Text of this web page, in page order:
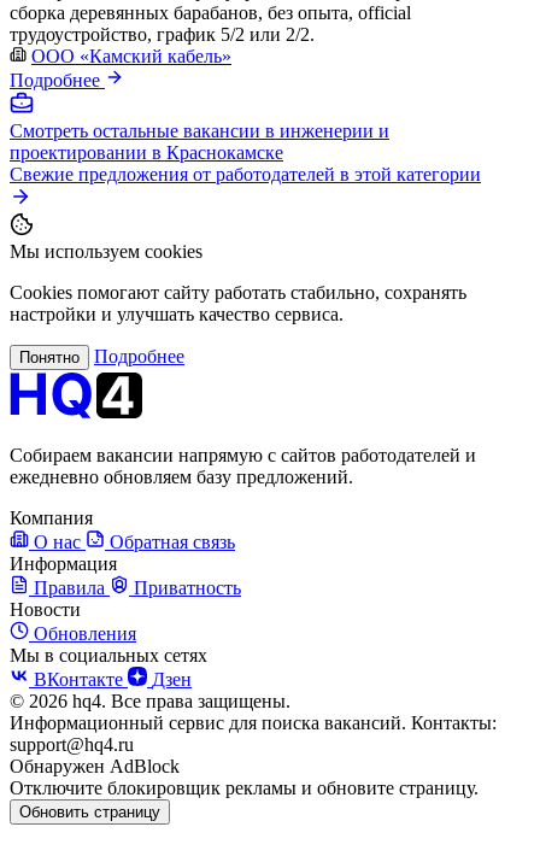
сборка деревянных барабанов, без опыта, official
трудоустройство, график 5/2 или 2/2.
ООО «Камский кабель»
Подробнее
Смотреть остальные вакансии в инженерии и
проектировании в Краснокамске
Свежие предложения от работодателей в этой категории
Мы используем cookies
Cookies помогают сайту работать стабильно, сохранять
настройки и улучшать качество сервиса.
Понятно Подробнее
Собираем вакансии напрямую с сайтов работодателей и
ежедневно обновляем базу предложений.
Компания
О нас
Обратная связь
Информация
Правила
Приватность
Новости
Обновления
Мы в социальных сетях
ВКонтакте
Дзен
© 2026 hq4. Все права защищены.
Информационный сервис для поиска вакансий. Контакты:
support@hq4.ru
Обнаружен AdBlock
Отключите блокировщик рекламы и обновите страницу.
Обновить страницу